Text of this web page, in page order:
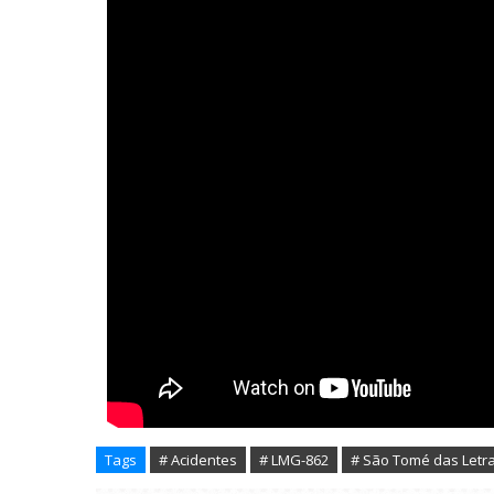
Tags # Acidentes # LMG-862 # São Tomé das